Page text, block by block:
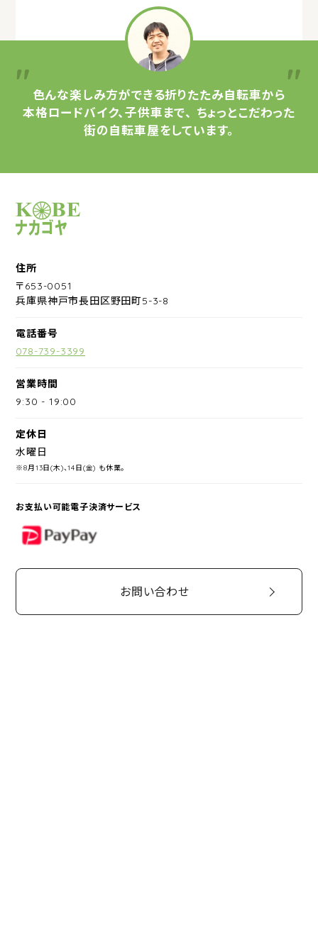
色んな楽しみ方ができる折りたたみ自転車から
本格ロードバイク、子供車まで、 ちょっとこだわった
街の自転車屋をしています。
サイクルショップナカゴヤ
住所
〒653-0051
兵庫県神戸市長田区野田町5-3-8
電話番号
078-739-3399
営業時間
9:30 -19:00
定休日
水曜日
※8月13日(木)、14日(金) も休業。
お支払い可能電子決済サービス
PayPay
お問い合わせ